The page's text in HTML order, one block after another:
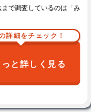
で調査しているのは「み
詳細をチェック！
っと詳しく見る